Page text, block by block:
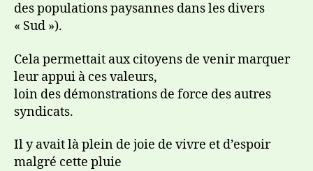
des populations paysannes dans les divers
« Sud »).
Cela permettait aux citoyens de venir marquer
leur appui à ces valeurs,
loin des démonstrations de force des autres
syndicats.
Il y avait là plein de joie de vivre et d’espoir
malgré cette pluie